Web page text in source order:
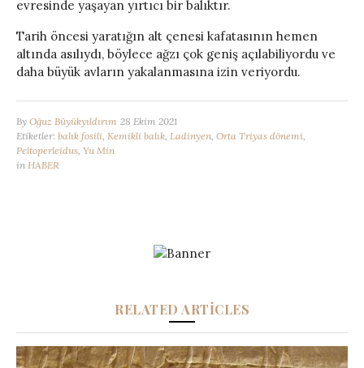
evresinde yaşayan yırtıcı bir balıktır.
Tarih öncesi yaratığın alt çenesi kafatasının hemen
altında asılıydı, böylece ağzı çok geniş açılabiliyordu ve
daha büyük avların yakalanmasına izin veriyordu.
By Oğuz Büyükyıldırım 28 Ekim 2021
Etiketler: balık fosili Kemikli balık Ladinyen Orta Triyas dönemi
Peltoperleidus Yu Min
in HABER
RELATED ARTICLES